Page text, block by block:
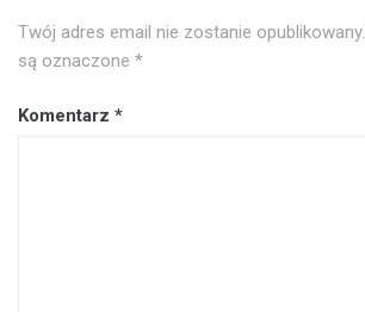
Twój adres email nie zostanie opublikowany.
są oznaczone *
Komentarz *